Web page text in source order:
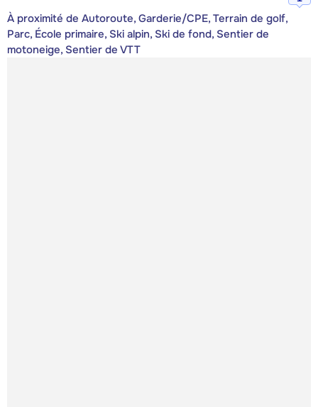
À proximité de Autoroute, Garderie/CPE, Terrain de golf,
Parc, École primaire, Ski alpin, Ski de fond, Sentier de
motoneige, Sentier de VTT